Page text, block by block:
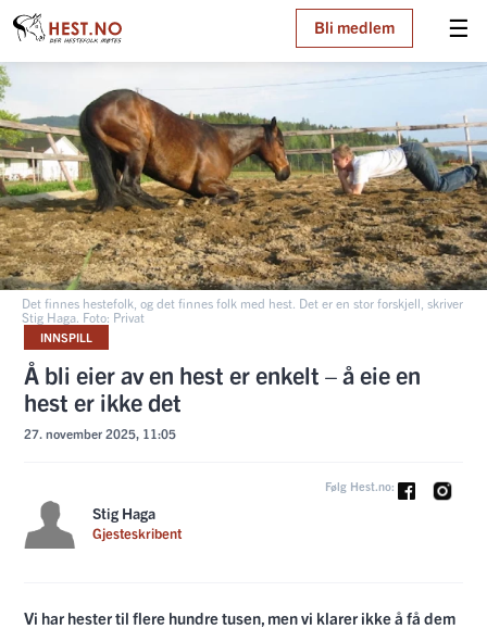
☰
Bli medlem
Det finnes hestefolk, og det finnes folk med hest. Det er en stor forskjell, skriver
Stig Haga. Foto: Privat
INNSPILL
Å bli eier av en hest er enkelt – å eie en
hest er ikke det
27. november 2025, 11:05
Stig Haga
Gjesteskribent
Følg Hest.no:
Vi har hester til flere hundre tusen, men vi klarer ikke å få dem